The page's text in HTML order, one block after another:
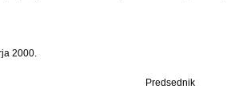
2000.
Predsednik